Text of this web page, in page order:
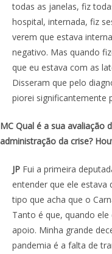
todas as janelas, fiz
hospital, internada, fiz
verem que estava
negativo. Mas quando
que eu estava com as
Disseram que pelo
piorei significantemente
MC Qual é a sua avaliação
administração da crise?
JP Fui a primeira
entender que ele estava
tipo que acha que o
Tanto é que, quando
apoio. Minha grande
pandemia é a falta de